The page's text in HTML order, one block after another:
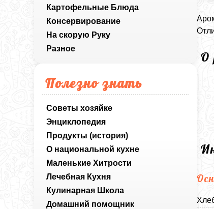
Картофельные Блюда
Консервирование
На скорую Руку
Разное
Полезно знать
Советы хозяйке
Энциклопедия
Продукты (история)
О национальной кухне
Маленькие Хитрости
Лечебная Кухня
Кулинарная Школа
Домашний помощник
О